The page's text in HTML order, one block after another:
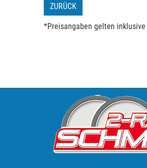
ZURÜCK
*Preisangaben gelten